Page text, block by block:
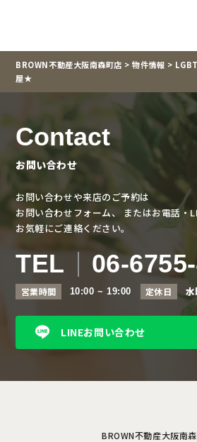
BROWN不動産大阪南森町店 >物件情報 > LGBT
屋★
Contact
お問い合わせ
お問い合わせや来店のご予約は
お問い合わせフォーム、
またはお電話・
お気軽にご連絡ください。
TEL 06-
営業時間 10:00 ~ 19:00 定休日
LINEお問い合わせ
BROWN不動産大阪南